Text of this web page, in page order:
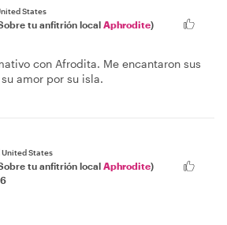
States
tu anfitrión local Aphrodite)
con Afrodita. Me encantaron sus
amor por su isla.
United States
tu anfitrión local Aphrodite)